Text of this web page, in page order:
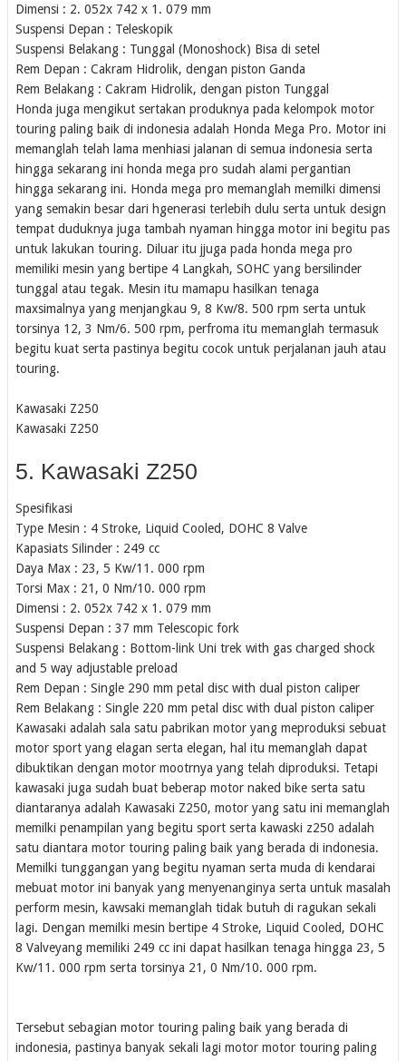
Dimensi : 2. 052x 742 x 1. 079 mm
Suspensi Depan : Teleskopik
Suspensi Belakang : Tunggal (Monoshock) Bisa di setel
Rem Depan : Cakram Hidrolik, dengan piston Ganda
Rem Belakang : Cakram Hidrolik, dengan piston Tunggal
Honda juga mengikut sertakan produknya pada kelompok motor
touring paling baik di indonesia adalah Honda Mega Pro. Motor ini
memanglah telah lama menhiasi jalanan di semua indonesia serta
hingga sekarang ini honda mega pro sudah alami pergantian
hingga sekarang ini. Honda mega pro memanglah memilki dimensi
yang semakin besar dari hgenerasi terlebih dulu serta untuk design
tempat duduknya juga tambah nyaman hingga motor ini begitu pas
untuk lakukan touring. Diluar itu jjuga pada honda mega pro
memiliki mesin yang bertipe 4 Langkah, SOHC yang bersilinder
tunggal atau tegak. Mesin itu mamapu hasilkan tenaga
maxsimalnya yang menjangkau 9, 8 Kw/8. 500 rpm serta untuk
torsinya 12, 3 Nm/6. 500 rpm, perfroma itu memanglah termasuk
begitu kuat serta pastinya begitu cocok untuk perjalanan jauh atau
touring.
Kawasaki Z250
Kawasaki Z250
5. Kawasaki Z250
Spesifikasi
Type Mesin : 4 Stroke, Liquid Cooled, DOHC 8 Valve
Kapasiats Silinder : 249 cc
Daya Max : 23, 5 Kw/11. 000 rpm
Torsi Max : 21, 0 Nm/10. 000 rpm
Dimensi : 2. 052x 742 x 1. 079 mm
Suspensi Depan : 37 mm Telescopic fork
Suspensi Belakang : Bottom-link Uni trek with gas charged shock
and 5 way adjustable preload
Rem Depan : Single 290 mm petal disc with dual piston caliper
Rem Belakang : Single 220 mm petal disc with dual piston caliper
Kawasaki adalah sala satu pabrikan motor yang meproduksi sebuat
motor sport yang elagan serta elegan, hal itu memanglah dapat
dibuktikan dengan motor mootrnya yang telah diproduksi. Tetapi
kawasaki juga sudah buat beberap motor naked bike serta satu
diantaranya adalah Kawasaki Z250, motor yang satu ini memanglah
memilki penampilan yang begitu sport serta kawaski z250 adalah
satu diantara motor touring paling baik yang berada di indonesia.
Memilki tunggangan yang begitu nyaman serta muda di kendarai
mebuat motor ini banyak yang menyenanginya serta untuk masalah
perform mesin, kawsaki memanglah tidak butuh di ragukan sekali
lagi. Dengan memilki mesin bertipe 4 Stroke, Liquid Cooled, DOHC
8 Valveyang memiliki 249 cc ini dapat hasilkan tenaga hingga 23, 5
Kw/11. 000 rpm serta torsinya 21, 0 Nm/10. 000 rpm.
Tersebut sebagian motor touring paling baik yang berada di
indonesia, pastinya banyak sekali lagi motor motor touring paling